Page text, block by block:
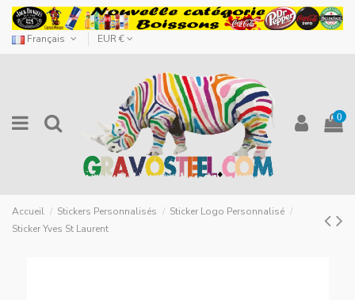
Français EUR €
0
Accueil Stickers Personnalisés
Sticker Logo Personnalisé
Sticker Yves St Laurent